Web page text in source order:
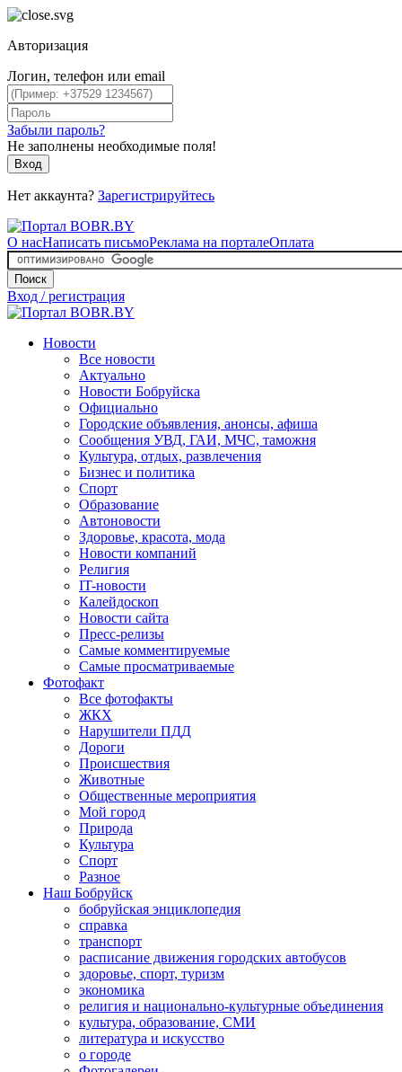
Авторизация
Логин, телефон или email
Забыли пароль?
Не заполнены необходимые поля!
Вход
Нет аккаунта? Зарегистрируйтесь
О насНаписать письмоРеклама на порталеОплата
Поиск
Вход / регистрация
Новости
Все новости
Актуально
Новости Бобруйска
Официально
Городские объявления, анонсы, афиша
Сообщения УВД, ГАИ, МЧС, таможня
Культура, отдых, развлечения
Бизнес и политика
Спорт
Образование
Автоновости
Здоровье, красота, мода
Новости компаний
Религия
IT-новости
Калейдоскоп
Новости сайта
Пресс-релизы
Самые комментируемые
Самые просматриваемые
Фотофакт
Все фотофакты
ЖКХ
Нарушители ПДД
Дороги
Происшествия
Животные
Общественные мероприятия
Мой город
Природа
Культура
Спорт
Разное
Наш Бобруйск
бобруйская энциклопедия
справка
транспорт
расписание движения городских автобусов
здоровье, спорт, туризм
экономика
религия и национально-культурные объединения
культура, образование, СМИ
литература и искусство
о городе